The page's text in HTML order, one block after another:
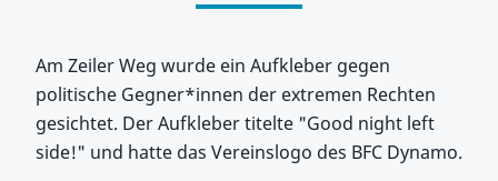
Am Zeiler Weg wurde ein Aufkleber gegen
politische Gegner*innen der extremen Rechten
gesichtet. Der Aufkleber titelte "Good night left
side!" und hatte das Vereinslogo des BFC Dynamo.